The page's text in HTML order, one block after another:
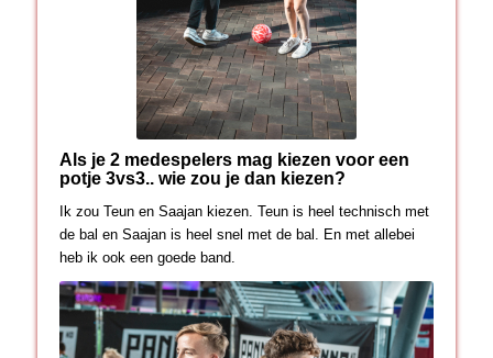
Als je 2 medespelers mag kiezen voor een
potje 3vs3.. wie zou je dan kiezen?
Ik zou Teun en Saajan kiezen. Teun is heel technisch met
de bal en Saajan is heel snel met de bal. En met allebei
heb ik ook een goede band.